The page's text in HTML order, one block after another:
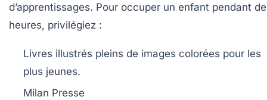
d’apprentissages. Pour occuper un enfant pendant
heures, privilégiez :
Livres illustrés pleins de images colorées pour les
plus jeunes.
Milan Presse